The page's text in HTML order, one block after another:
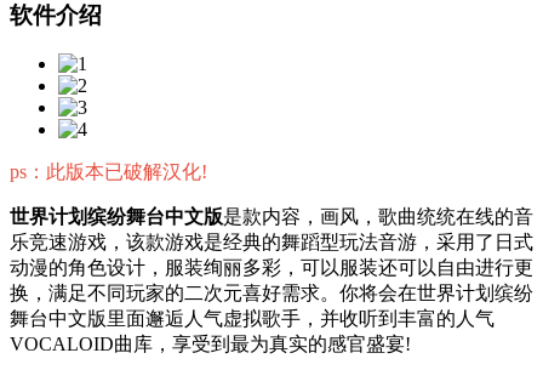
软件介绍
ps：此版本已破解汉化!
世界计划缤纷舞台中文版是款内容，画风，歌曲统统在线的音
乐竞速游戏，该款游戏是经典的舞蹈型玩法音游，采用了日式
动漫的角色设计，服装绚丽多彩，可以服装还可以自由进行更
换，满足不同玩家的二次元喜好需求。你将会在世界计划缤纷
舞台中文版里面邂逅人气虚拟歌手，并收听到丰富的人气
VOCALOID曲库，享受到最为真实的感官盛宴!